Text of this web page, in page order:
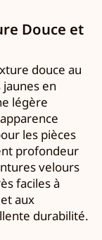
Douce et
douce au
en
légère
les pièces
profondeur
velours
faciles à
aux
durabilité.